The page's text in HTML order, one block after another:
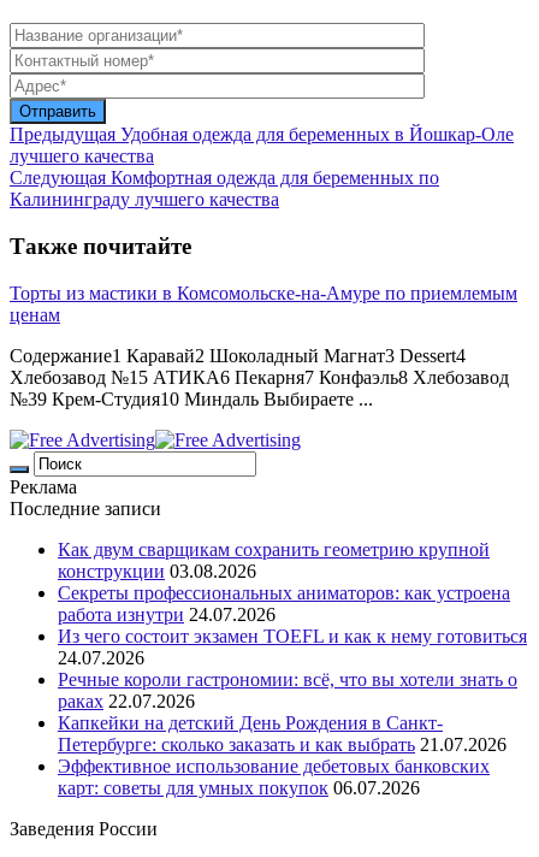
Предыдущая Удобная одежда для беременных в Йошкар-Оле
лучшего качества
Следующая Комфортная одежда для беременных по
Калининграду лучшего качества
Также почитайте
Торты из мастики в Комсомольске-на-Амуре по приемлемым
ценам
Содержание1 Каравай2 Шоколадный Магнат3 Dessert4
Хлебозавод №15 АТИКА6 Пекарня7 Конфаэль8 Хлебозавод
№39 Крем-Студия10 Миндаль Выбираете ...
Реклама
Последние записи
Как двум сварщикам сохранить геометрию крупной
конструкции 03.08.2026
Секреты профессиональных аниматоров: как устроена
работа изнутри 24.07.2026
Из чего состоит экзамен TOEFL и как к нему готовиться
24.07.2026
Речные короли гастрономии: всё, что вы хотели знать о
раках 22.07.2026
Капкейки на детский День Рождения в Санкт-
Петербурге: сколько заказать и как выбрать 21.07.2026
Эффективное использование дебетовых банковских
карт: советы для умных покупок 06.07.2026
Заведения России